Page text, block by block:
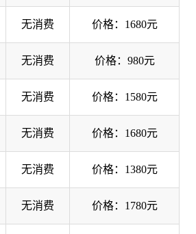
无消费 价格：1680元
无消费 价格：980元
无消费 价格：1580元
无消费 价格：1680元
无消费 价格：1380元
无消费 价格：1780元